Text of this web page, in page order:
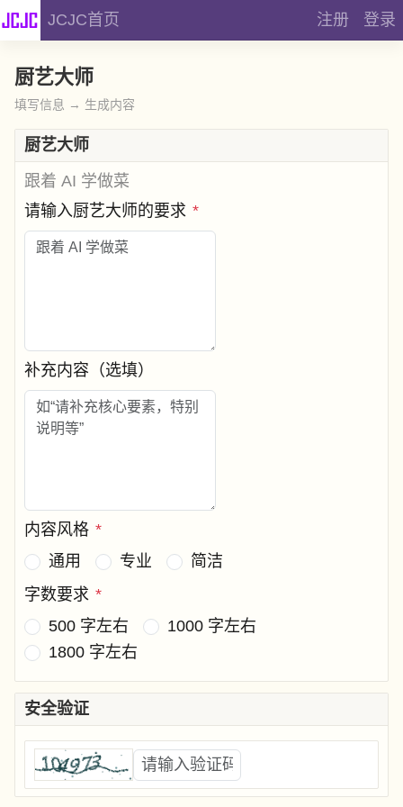
JCJC首页 注册 登录
厨艺大师
填写信息 → 生成内容
厨艺大师
跟着 AI 学做菜
请输入厨艺大师的要求 *
补充内容（选填）
内容风格 *
通用
专业
简洁
字数要求 *
500 字左右
1000 字左右
1800 字左右
安全验证